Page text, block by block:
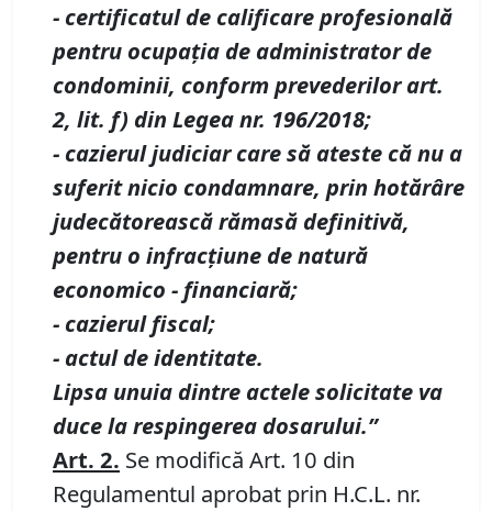
- certificatul de calificare profesională
pentru ocupaţia de administrator de
condominii, conform prevederilor art.
2, lit. f) din Legea nr. 196/2018;
- cazierul judiciar care să ateste că nu a
suferit nicio condamnare, prin hotărâre
judecătorească rămasă definitivă,
pentru o infracţiune de natură
economico - financiară;
- cazierul fiscal;
- actul de identitate.
Lipsa unuia dintre actele solicitate va
duce la respingerea dosarului.”
Art. 2. Se modifică Art. 10 din
Regulamentul aprobat prin H.C.L. nr.